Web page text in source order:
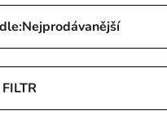
Nejprodávanější